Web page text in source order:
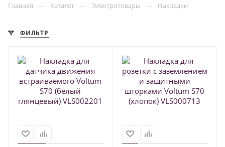
Главная — Каталог — Электротовары — Накладки
ФИЛЬТР